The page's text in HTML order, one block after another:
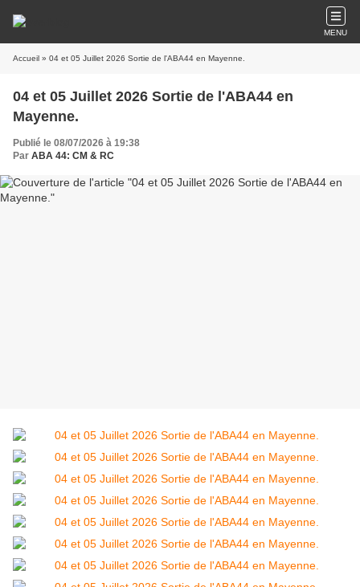
MENU
Accueil » 04 et 05 Juillet 2026 Sortie de l'ABA44 en Mayenne.
04 et 05 Juillet 2026 Sortie de l'ABA44 en
Mayenne.
Publié le 08/07/2026 à 19:38
Par ABA 44: CM & RC